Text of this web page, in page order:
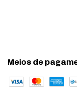
Meios de